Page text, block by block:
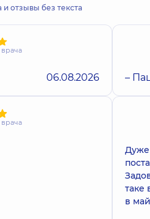
отзывы без текста
06.08.2026 –
Дуже
таке
в